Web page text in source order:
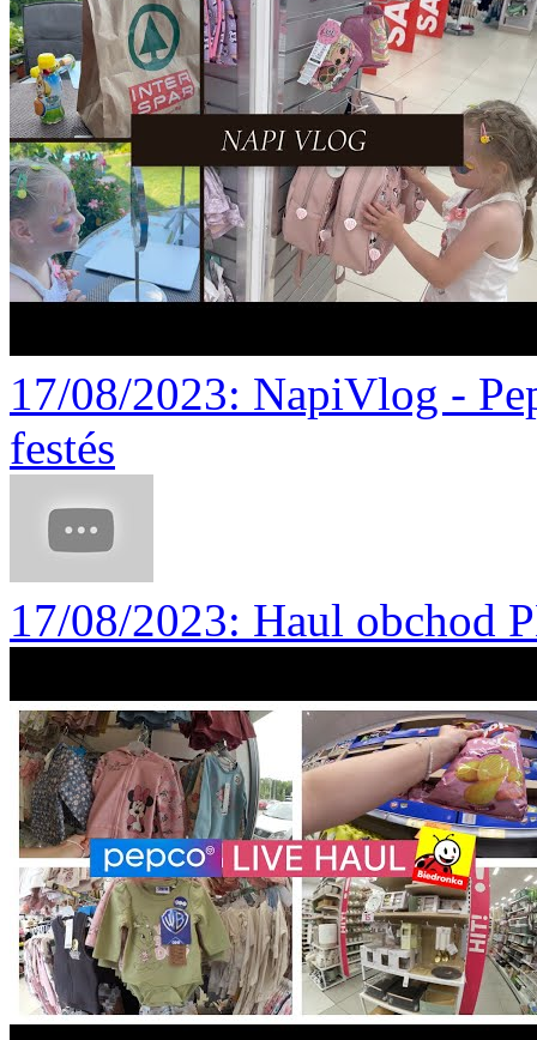
17/08/2023: NapiVlog -
festés
17/08/2023: Haul obchod